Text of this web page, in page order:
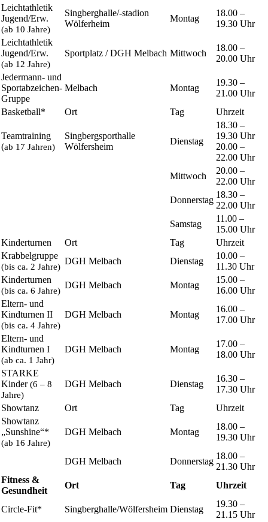
Leichtathletik
Jugend/Erw.
(ab 10 Jahre)
Singberghalle/-stadion
Wölferheim
Montag
18.00 –
19.30 Uhr
Leichtathletik
Jugend/Erw.
(ab 12 Jahre)
Sportplatz / DGH Melbach Mittwoch
18.00 –
20.00 Uhr
Jedermann- und
Sportabzeichen-
Gruppe
Melbach Montag
19.30 –
21.00 Uhr
Basketball*
Ort Tag Uhrzeit
Teamtraining
(ab 17 Jahren)
Singbergsporthalle
Wölfersheim
Dienstag
18.30 –
19.30 Uhr
20.00 –
22.00 Uhr
Mittwoch
20.00 –
22.00 Uhr
Donnerstag
18.30 –
22.00 Uhr
Samstag
11.00 –
15.00 Uhr
Kinderturnen
Ort Tag
Uhrzeit
Krabbelgruppe
(bis ca. 2 Jahre)
DGH Melbach Dienstag
10.00 –
11.30 Uhr
Kinderturnen
(bis ca. 6 Jahre)
DGH Melbach Montag
15.00 –
16.00 Uhr
Eltern- und
Kindturnen II
(bis ca. 4 Jahre)
DGH Melbach Montag
16.00 –
17.00 Uhr
Eltern- und
Kindturnen I
(ab ca. 1 Jahr)
DGH Melbach Montag
17.00 –
18.00 Uhr
STARKE
Kinder(6 – 8
Jahre)
DGH Melbach Dienstag
16.30 –
17.30 Uhr
Showtanz
Ort Tag
Uhrzeit
Showtanz
„Sunshine“*
(ab 16 Jahre)
DGH Melbach Montag
18.00 –
19.30 Uhr
DGH Melbach Donnerstag
18.00 –
21.30 Uhr
Fitness &
Gesundheit
Ort Tag Uhrzeit
Circle-Fit* Singberghalle/Wölfersheim Dienstag
19.30 –
21.15 Uhr